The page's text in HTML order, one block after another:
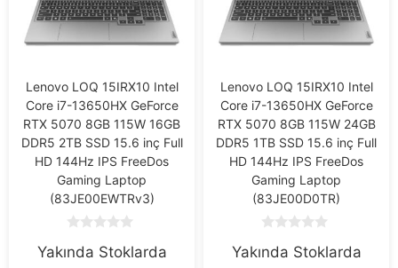
Lenovo LOQ 15IRX10 Intel
Core i7-13650HX GeForce
RTX 5070 8GB 115W 16GB
DDR5 2TB SSD 15.6 inç Full
HD 144Hz IPS FreeDos
Gaming Laptop
(83JE00EWTRv3)
o
Yakında Stoklarda
Lenovo LOQ 15IRX10 Intel
Core i7-13650HX GeForce
RTX 5070 8GB 115W 24GB
DDR5 1TB SSD 15.6 inç Full
HD 144Hz IPS FreeDos
Gaming Laptop
(83JE00D0TR)
o
Yakında Stoklarda